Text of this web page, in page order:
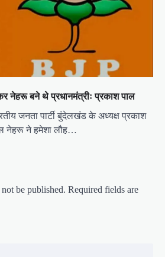
नेहरू बने थे प्रधानमंत्रीः प्रकाश पाल
जनता पार्टी बुंदेलखंड के अध्यक्ष प्रकाश
नेहरू ने हमेशा लौह…
be published. Required fields are